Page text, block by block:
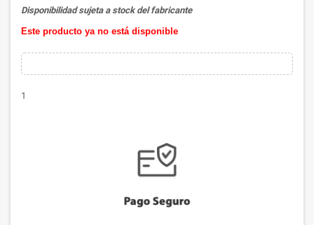
Disponibilidad sujeta a stock del fabricante
Este producto ya no está disponible
1